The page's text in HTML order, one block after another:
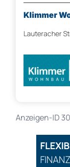
Klimmer
Lauteracher
Anzeigen-ID